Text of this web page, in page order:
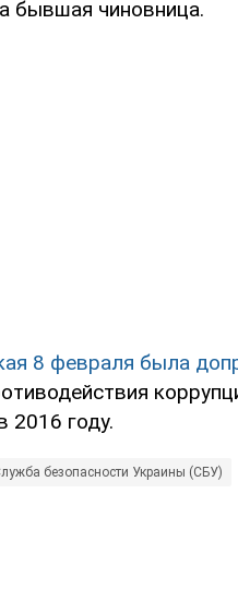
бывшая чиновница.
8 февраля была
2016 году.
безопасности Украины (СБУ)